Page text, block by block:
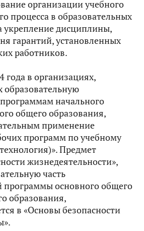
организации учебного
процесса в образовательных
укрепление дисциплины,
гарантий, установленных
работников.
года в организациях,
начального
общего образования,
применение
программ по учебному
Предмет
жизнедеятельности»,
часть
программы основного общего
образования,
в «Основы безопасности